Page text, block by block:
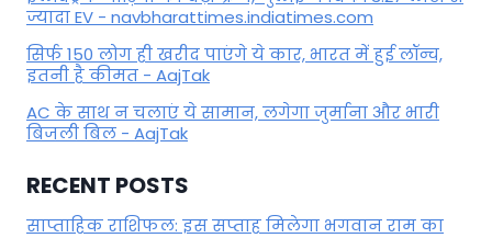
ज्यादा EV - navbharattimes.indiatimes.com
सिर्फ 150 लोग ही खरीद पाएंगे ये कार, भारत में हुई लॉन्च,
इतनी है कीमत - AajTak
AC के साथ न चलाएं ये सामान, लगेगा जुर्माना और भारी
बिजली बिल - AajTak
RECENT POSTS
साप्ताहिक राशिफल: इस सप्ताह मिलेगा भगवान राम का